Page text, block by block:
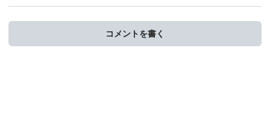
コメントを書く